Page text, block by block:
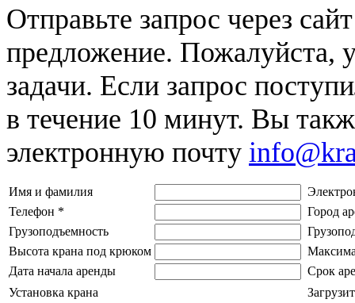
Отправьте запрос через
предложение. Пожалуйста,
задачи. Если запрос
в течение 10 минут. Вы
электронную почту
Имя и фамилия
Телефон *
Город
Грузоподъемность
Высота крана под крюком
Дата начала аренды
Срок
Установка крана